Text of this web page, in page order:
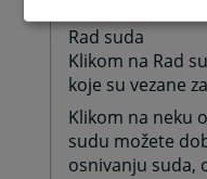
Rad suda
Klikom na Rad
koje su vezane
Klikom na neku
sudu možete
osnivanju suda,